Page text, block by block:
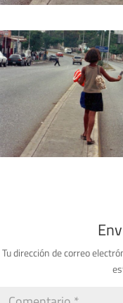
Tu dirección de correo